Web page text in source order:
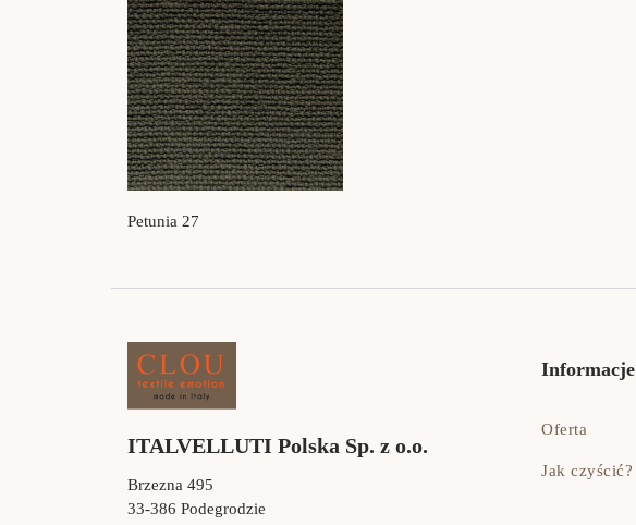
Petunia 27
ITALVELLUTI Polska Sp. z o.o.
Brzezna 495
33-386 Podegrodzie
Informacje
Oferta
Jak czyścić?